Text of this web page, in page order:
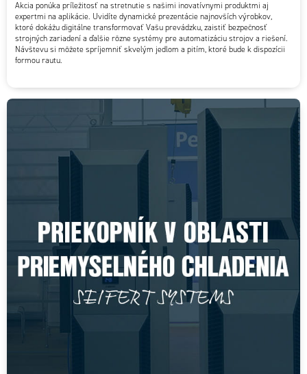
Akcia ponúka príležitosť na stretnutie s našimi inovatívnymi produktmi aj
expertmi na aplikácie. Uvidíte dynamické prezentácie najnovších výrobkov,
ktoré dokážu digitálne transformovať Vašu prevádzku, zaistiť bezpečnosť
strojných zariadení a ďalšie rôzne systémy pre automatizáciu strojov a riešení.
Návštevu si môžete spríjemniť skvelým jedlom a pitím, ktoré bude k dispozícii
formou rautu.